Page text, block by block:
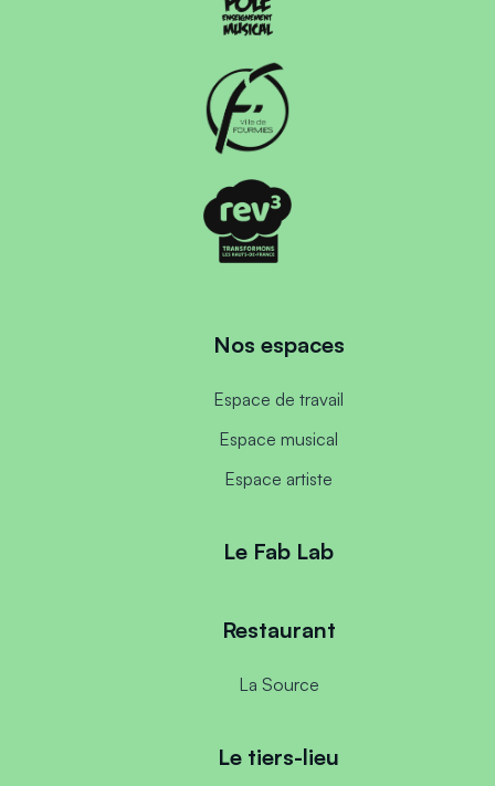
Nos espaces
Espace de travail
Espace musical
Espace artiste
Le Fab Lab
Restaurant
La Source
Le tiers-lieu